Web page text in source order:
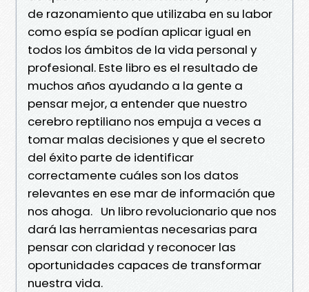
de razonamiento que utilizaba en su labor
como espía se podían aplicar igual en
todos los ámbitos de la vida personal y
profesional. Este libro es el resultado de
muchos años ayudando a la gente a
pensar mejor, a entender que nuestro
cerebro reptiliano nos empuja a veces a
tomar malas decisiones y que el secreto
del éxito parte de identificar
correctamente cuáles son los datos
relevantes en ese mar de información que
nos ahoga. Un libro revolucionario que nos
dará las herramientas necesarias para
pensar con claridad y reconocer las
oportunidades capaces de transformar
nuestra vida.